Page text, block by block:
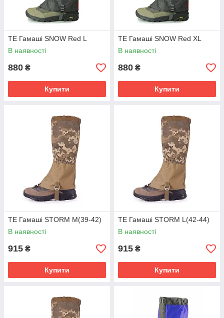
TE Гамаші SNOW Red L
В наявності
880 ₴
Купити
TE Гамаші SNOW Red XL
В наявності
880 ₴
Купити
TE Гамаші STORM M(39-42)
В наявності
915 ₴
Купити
TE Гамаші STORM L(42-44)
В наявності
915 ₴
Купити